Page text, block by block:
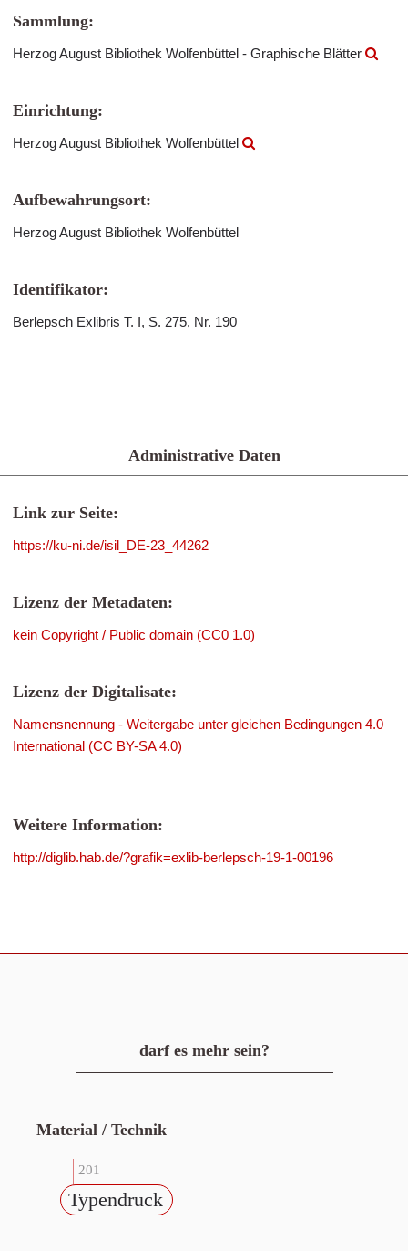
Sammlung:
Herzog August Bibliothek Wolfenbüttel - Graphische Blätter
Einrichtung:
Herzog August Bibliothek Wolfenbüttel
Aufbewahrungsort:
Herzog August Bibliothek Wolfenbüttel
Identifikator:
Berlepsch Exlibris T. I, S. 275, Nr. 190
Administrative Daten
Link zur Seite:
https://ku-ni.de/isil_DE-23_44262
Lizenz der Metadaten:
kein Copyright / Public domain (CC0 1.0)
Lizenz der Digitalisate:
Namensnennung - Weitergabe unter gleichen Bedingungen 4.0
International (CC BY-SA 4.0)
Weitere Information:
http://diglib.hab.de/?grafik=exlib-berlepsch-19-1-00196
darf es mehr sein?
Material / Technik
201
Typendruck